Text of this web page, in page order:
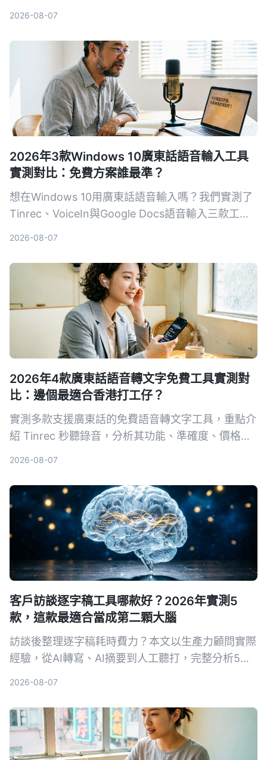
2026-08-07
2026年3款Windows 10廣東話語音輸入工具
實測對比：免費方案誰最準？
想在Windows 10用廣東話語音輸入嗎？我們實測了
Tinrec、VoiceIn與Google Docs語音輸入三款工
方案。
2026-08-07
2026年4款廣東話語音轉文字免費工具實測對
比：邊個最適合香港打工仔？
實測多款支援廣東話的免費語音轉文字工具，重點介
紹 Tinrec 秒聽錄音，分析其功能、準確度、價格方
2026-08-07
客戶訪談逐字稿工具哪款好？2026年實測5
款，這款最適合當成第二顆大腦
訪談後整理逐字稿耗時費力？本文以生產力顧問實際
經驗，從AI轉寫、AI摘要到人工聽打，完整分析5種
選。
2026-08-07